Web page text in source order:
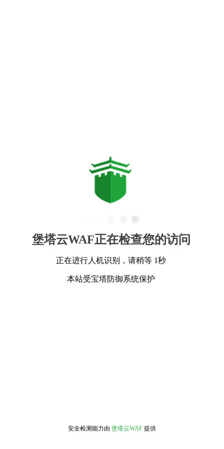
堡塔云WAF正在检查您的访问
正在进行人机识别，请稍等 1秒
本站受宝塔防御系统保护
安全检测能力由 堡塔云WAF 提供